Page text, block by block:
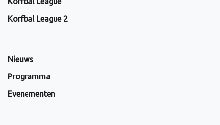
Korfbal League 2
Nieuws
Programma
Evenementen